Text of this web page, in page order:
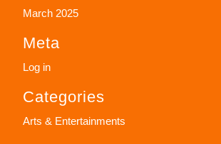
March 2025
Meta
Log in
Categories
Arts & Entertainments